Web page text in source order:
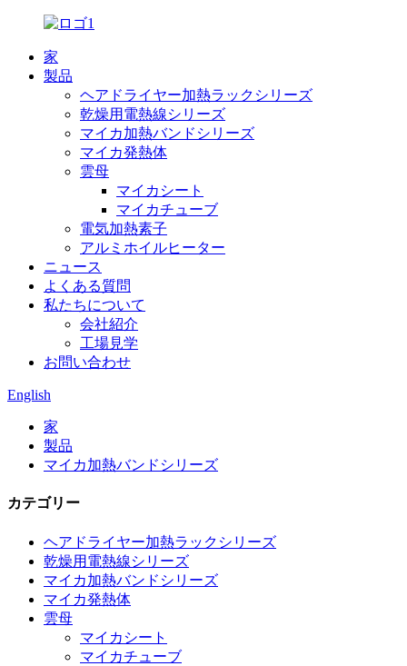
家
製品
ヘアドライヤー加熱ラックシリーズ
乾燥用電熱線シリーズ
マイカ加熱バンドシリーズ
マイカ発熱体
雲母
マイカシート
マイカチューブ
電気加熱素子
アルミホイルヒーター
ニュース
よくある質問
私たちについて
会社紹介
工場見学
お問い合わせ
English
家
製品
マイカ加熱バンドシリーズ
カテゴリー
ヘアドライヤー加熱ラックシリーズ
乾燥用電熱線シリーズ
マイカ加熱バンドシリーズ
マイカ発熱体
雲母
マイカシート
マイカチューブ